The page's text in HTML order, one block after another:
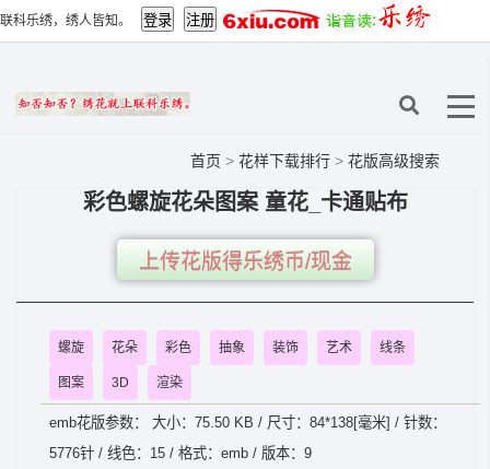
联科乐绣，绣人皆知。
首页 > 花样下载排行 > 花版高级搜索
彩色螺旋花朵图案 童花_卡通贴布
上传花版得乐绣币/现金
螺旋 花朵 彩色 抽象 装饰 艺术 线条
图案 3D 渲染
emb花版参数： 大小：75.50 KB / 尺寸：84*138[毫米] / 针数：
5776针 / 线色：15 / 格式：emb / 版本：9